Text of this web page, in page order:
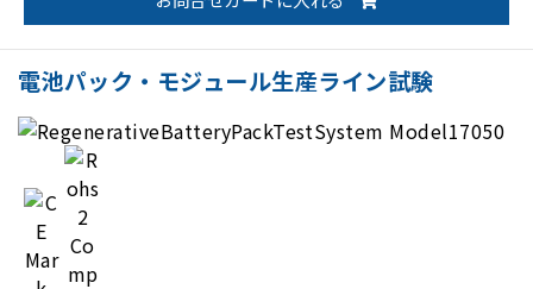
CAN、CAN FD、LIN通信インターフェースをサポ
独立したPLCシステムのリアルタイム監視によ
り、試験プロセスの安全性を確保
電池パック・モジュール生産ライン試験